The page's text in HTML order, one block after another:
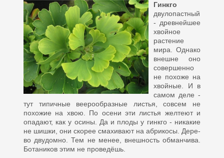
Гинкго
двулопастный
- древней­шее
хвойное
растение
мира. Од­нако
внешне оно
совершенно
не похоже на
хвойные. И в
самом деле -
тут типичные веерообразные ли­стья, совсем не
похожие на хвою. По осени эти листья желтеют и
опа­дают, как у осины. Да и плоды у гинкго - никакие
не шишки, они ско­рее смахивают на абрикосы. Дере­
во двудомно. Тем не менее, вне­шность обманчива.
Ботаников этим не проведёшь.